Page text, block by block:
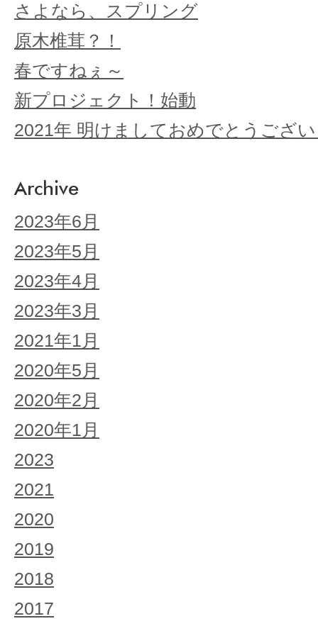
さよなら、スプリング
原木椎茸？！
春ですねぇ～
新プロジェクト！始動
2021年 明けましておめでとうござ
Archive
2023年6月
2023年5月
2023年4月
2023年3月
2021年1月
2020年5月
2020年2月
2020年1月
2023
2021
2020
2019
2018
2017